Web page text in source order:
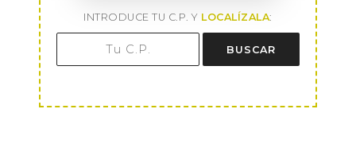
INTRODUCE TU C.P. Y LOCALÍZALA:
BUSCAR